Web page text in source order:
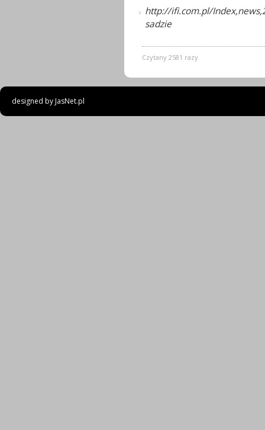
http://ifi.com.pl/
sadzie
Czytany 2581 razy
designed byJasNet.pl